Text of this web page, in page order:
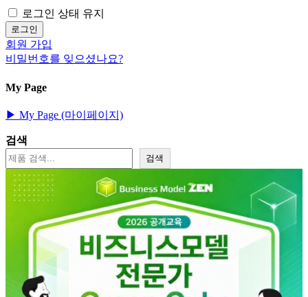
로그인 상태 유지
회원 가입
비밀번호를 잊으셨나요?
My Page
▶︎ My Page (마이페이지)
검색
검색